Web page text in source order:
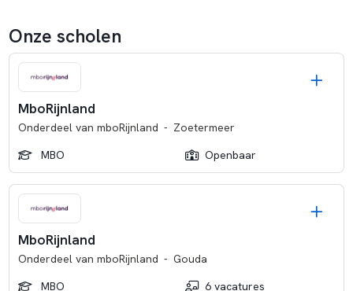
Onze scholen
MboRijnland
Onderdeel van mboRijnland - Zoetermeer
MBO
Openbaar
MboRijnland
Onderdeel van mboRijnland - Gouda
MBO
6 vacatures